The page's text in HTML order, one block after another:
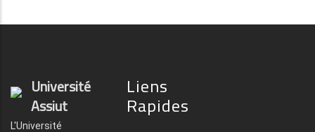
Université
Assiut
L'Université
Liens
Rapides